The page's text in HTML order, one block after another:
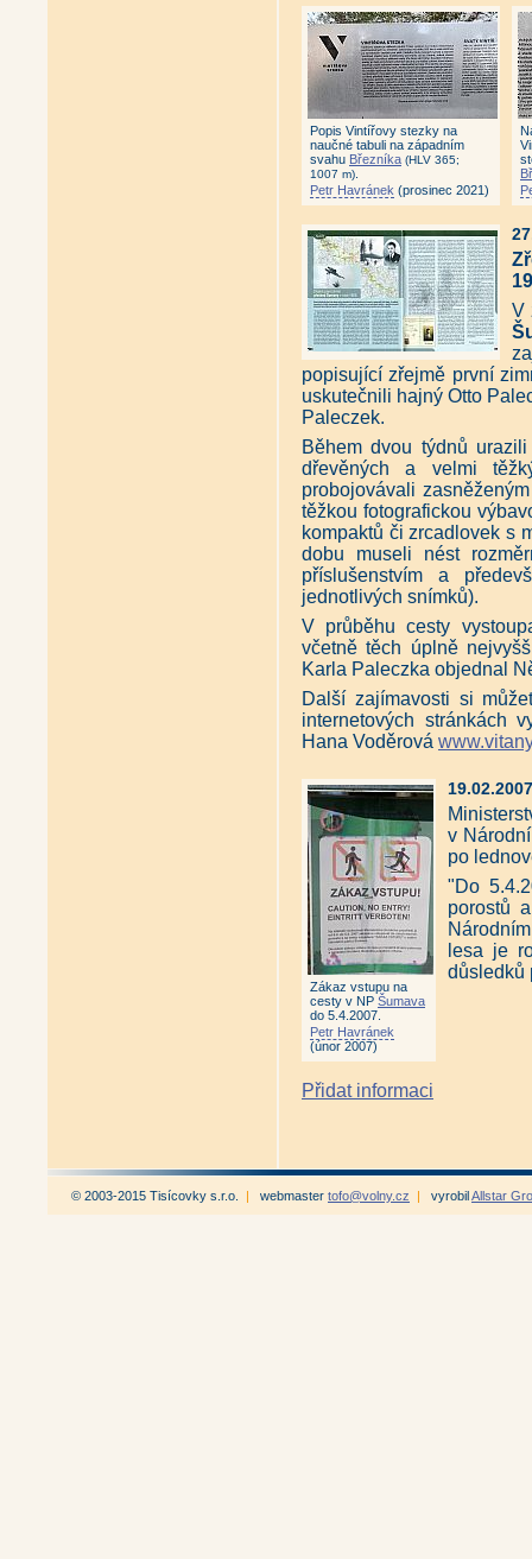
Popis Vintířovy stezky na
naučné tabuli na západním
svahu Březníka (HLV 365;
1007 m)
Petr Havránek (prosinec 2021)
V
popisující zřejmě první
uskutečnili hajný Otto
Paleczek.
Během dvou týdnů
dřevěných a velmi
probojovávali
těžkou fotografickou
kompaktů či zrcadlovek s
dobu museli nést
příslušenstvím a
jednotlivých snímků).
V průběhu cesty
včetně těch úplně
Karla Paleczka objednal
Další zajímavosti si
internetových stránkách
Hana Voděrová
Zákaz vstupu na
cesty v NP Šumava
do 5.4.2007.
Petr Havránek
(únor 2007)
v
po
"Do
porostů
lesa je
důsledků
Přidat informaci
© 2003-2015 Tisícovky s.r.o. | webmaster tofo@volny.cz | vyrobilAllstar